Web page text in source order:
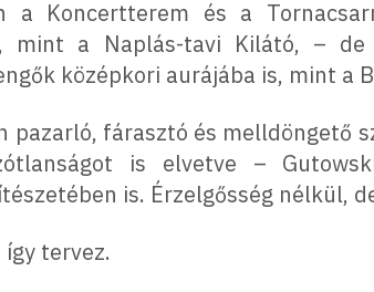
a Koncertterem és a
mint a Naplás-tavi Kilátó, –
középkori aurájába is, mint a
pazarló, fárasztó és melldöngető
is elvetve –
is. Érzelgősség nélkül,
így tervez.